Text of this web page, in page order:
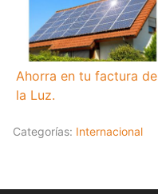
Ahorra en tu factura de
la Luz.
Categorías: Internacional